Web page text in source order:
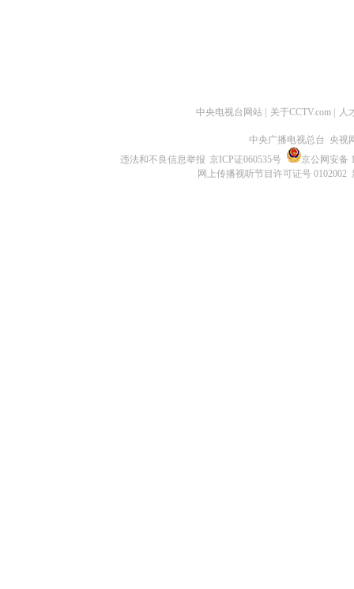
中央电视台网站 关于CCTV.com 人
中央广播电视总台 央视
违法和不良信息举报 京ICP证060535号
京公网安备
网上传播视听节目许可证号 0102002